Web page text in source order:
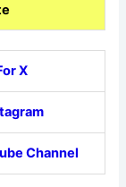
X
Channel